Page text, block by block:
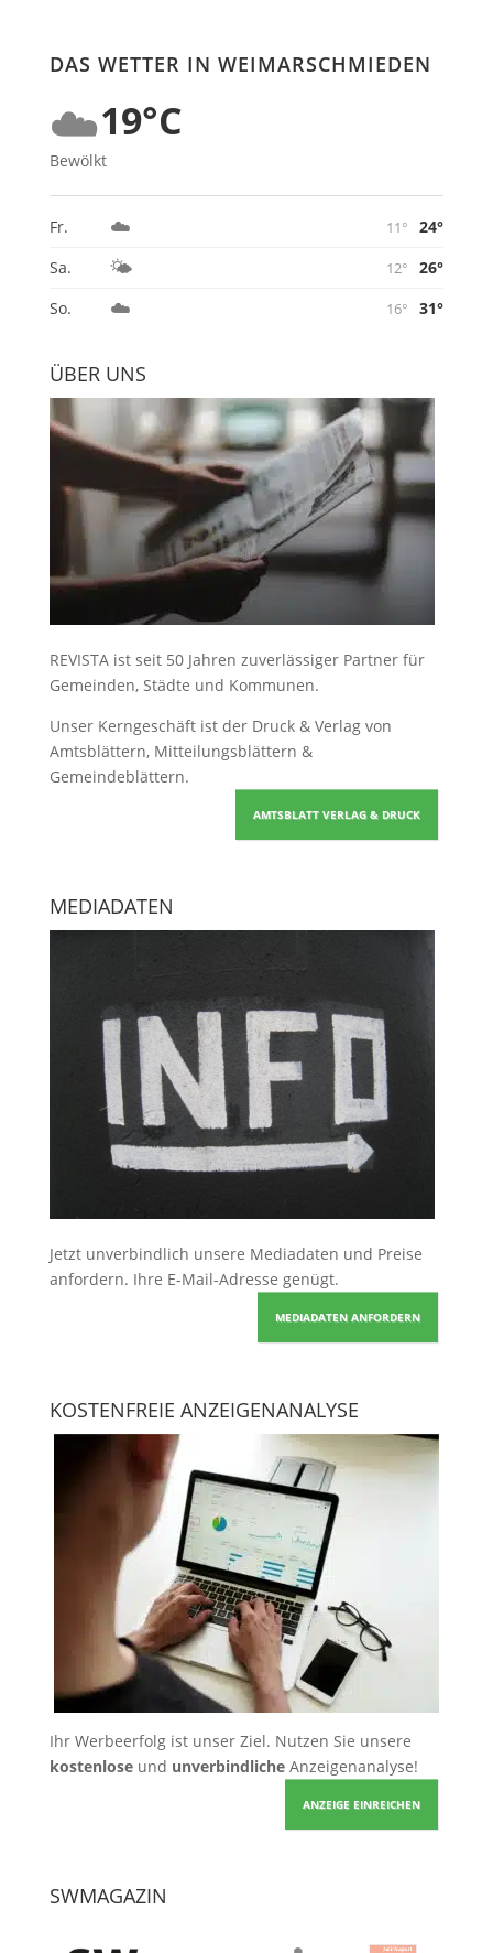
DAS WETTER IN WEIMARSCHMIEDEN
☁️19°C
Bewölkt
Fr. ☁️ 11°
24°
Sa.
🌤️ 12°
26°
So.
☁️ 16° 31°
ÜBER UNS
REVISTA ist seit 50 Jahren zuverlässiger Partner für
Gemeinden, Städte und Kommunen.
Unser Kerngeschäft ist der Druck & Verlag von
Amtsblättern, Mitteilungsblättern &
Gemeindeblättern.
AMTSBLATT VERLAG & DRUCK
MEDIADATEN
Jetzt unverbindlich unsere Mediadaten und Preise
anfordern. Ihre E-Mail-Adresse genügt.
MEDIADATEN ANFORDERN
KOSTENFREIE ANZEIGENANALYSE
Ihr Werbeerfolg ist unser Ziel. Nutzen Sie unsere
kostenloseund unverbindlicheAnzeigenanalyse!
ANZEIGE EINREICHEN
SWMAGAZIN